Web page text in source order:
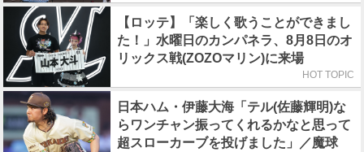
【ロッテ】「楽しく歌うことができまし
た！」水曜日のカンパネラ、8月8日のオ
リックス戦(ZOZOマリン)に来場
HOT TOPIC
日本ハム・伊藤大海「テル(佐藤輝明)な
らワンチャン振ってくれるかなと思って
超スローカーブを投げました」／魔球